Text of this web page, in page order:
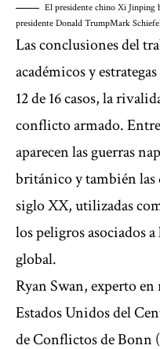
El presidente chino Xi Jinping
presidente Donald TrumpMark
Las conclusiones del
académicos y
12 de 16 casos, la
conflicto armado.
aparecen las guerras
británico y también las
siglo XX, utilizadas
los peligros asociados
global.
Ryan Swan, experto
Estados Unidos del
de Conflictos de Bonn